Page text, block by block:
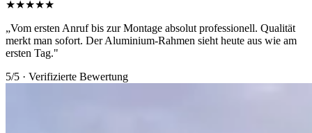
★★★★★
„Vom ersten Anruf bis zur Montage absolut professionell. Qualität
merkt man sofort. Der Aluminium-Rahmen sieht heute aus wie am
ersten Tag."
5/5 · Verifizierte Bewertung